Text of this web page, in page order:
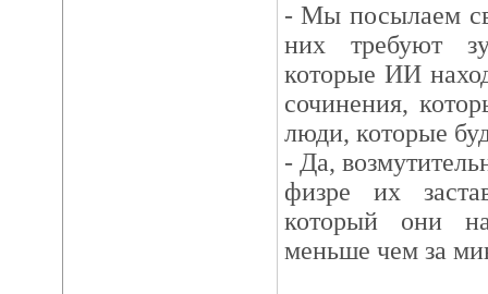
- Мы посылаем
них требуют
которые ИИ
сочинения,
люди, которые
- Да,
физре их
который они
меньше чем за